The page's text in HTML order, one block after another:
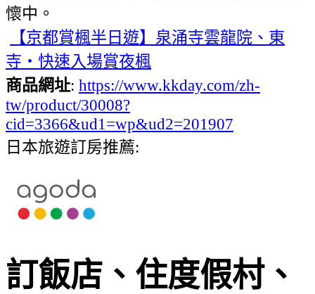
懷中。
【京都賞楓半日遊】泉涌寺雲龍院、東
寺・快速入場賞夜楓
商品網址: https://www.kkday.com/zh-
tw/product/30008?
cid=3366&ud1=wp&ud2=201907
日本旅遊訂房推薦:
訂飯店、住度假村、